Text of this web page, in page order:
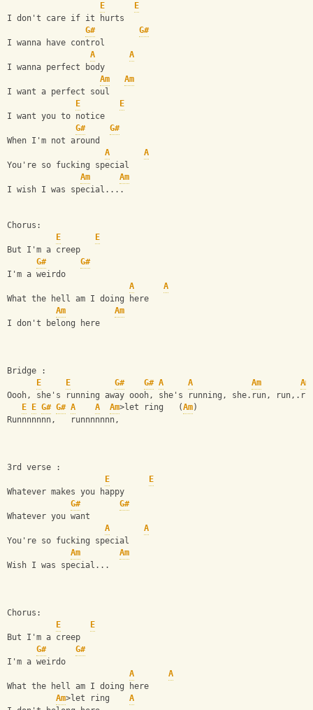
E
E
I don't care if it hurts
G#
G#
I wanna have control
A
A
I wanna perfect body
Am
Am
I want a perfect soul
E
E
I want you to notice
G#
G#
When I'm not around
A
A
You're so fucking special
Am
Am
I wish I was special....
Chorus:
E
E
But I'm a creep
G#
G#
I'm a weirdo
A
A
What the hell am I doing here
Am
Am
I don't belong here
Bridge :
E
E G# G# A A Am
Am
Oooh, she's running away oooh, she's running, she.run,
E
E G# G# A A Am>let ring   (Am)
Runnnnnnn,   runnnnnnn,
3rd verse :
E
E
Whatever makes you happy
G#
G#
Whatever you want
A
A
You're so fucking special
Am
Am
Wish I was special...
Chorus:
E
E
But I'm a creep
G#
G#
I'm a weirdo
A
A
What the hell am I doing here
Am>let ring A